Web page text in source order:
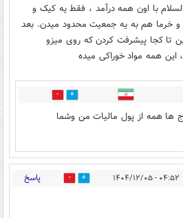
با اون همه درآمد ، فقط یه کیک و
خرما هم به یه جمعیت محدود میدن. بعد
تا کجا پیشرفت کردن که روی میزو
همه مواد خوراکی میده
1
ها همه از پول مالیات من وشما
۰۴:۵۲ - ۱۴۰۴/۱۲/۰۵ 0 پاسخ